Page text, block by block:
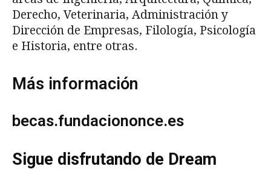
Derecho, Veterinaria, Administración y
Dirección de Empresas, Filología, Psicología
e Historia, entre otras.
Más información
becas.fundaciononce.es
Sigue disfrutando de Dream